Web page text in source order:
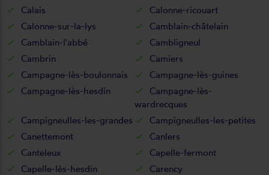
Calais
Calonne-ricouart
Calonne-sur-la-lys
Camblain-châtelain
Camblain-l'abbé
Cambligneul
Cambrin
Camiers
Campagne-lès-boulonnais
Campagne-lès-guines
Campagne-lès-hesdin
Campagne-lès-
wardrecques
Campigneulles-les-grandes
Campigneulles-les-petites
Canettemont
Canlers
Canteleux
Capelle-fermont
Capelle-lès-hesdin
Carency